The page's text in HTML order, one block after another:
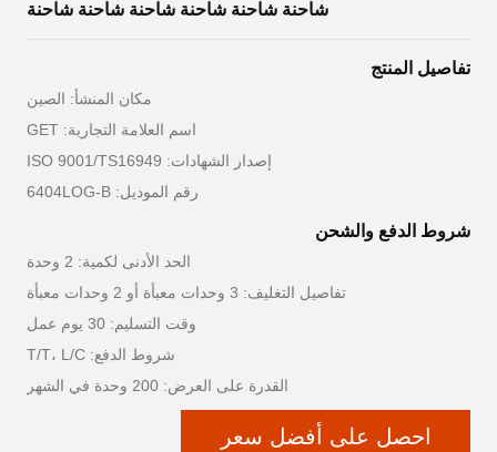
شاحنة شاحنة شاحنة شاحنة شاحنة شاحنة
تفاصيل المنتج
مكان المنشأ: الصين
اسم العلامة التجارية: GET
إصدار الشهادات: ISO 9001/TS16949
رقم الموديل: 6404LOG-B
شروط الدفع والشحن
الحد الأدنى لكمية: 2 وحدة
تفاصيل التغليف: 3 وحدات معبأة أو 2 وحدات معبأة
وقت التسليم: 30 يوم عمل
شروط الدفع: T/T، L/C
القدرة على العرض: 200 وحدة في الشهر
احصل على أفضل سعر